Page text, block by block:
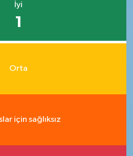
İyi
1
Orta
için sağlıksız